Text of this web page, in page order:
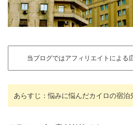
当ブログではアフィリエイトによる
あらすじ：悩みに悩んだカイロの宿泊